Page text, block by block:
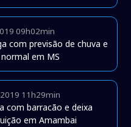
09h02min
com previsão de chuva e
em MS
11h29min
com barracão e deixa
em Amambai